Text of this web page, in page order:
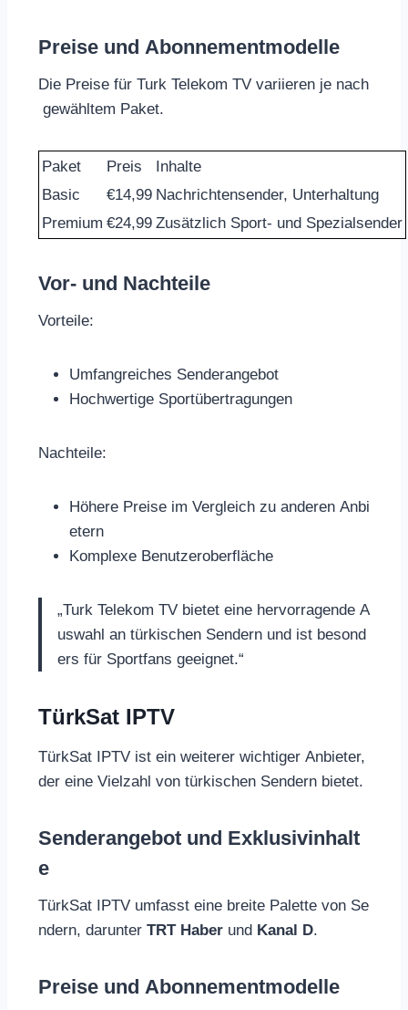
Preise und Abonnementmodelle
Die Preise für Turk Telekom TV variieren je nach
gewähltem Paket.
Paket Preis
Inhalte
Basic
€14,99 Nachrichtensender, Unterhaltung
Premium €24,99 Zusätzlich Sport- und Spezialsender
Vor- und Nachteile
Vorteile:
Umfangreiches Senderangebot
Hochwertige Sportübertragungen
Nachteile:
Höhere Preise im Vergleich zu anderen Anbi
etern
Komplexe Benutzeroberfläche
„Turk Telekom TV bietet eine hervorragende A
uswahl an türkischen Sendern und ist besond
ers für Sportfans geeignet.“
TürkSat IPTV
TürkSat IPTV ist ein weiterer wichtiger Anbieter,
der eine Vielzahl von türkischen Sendern bietet.
Senderangebot und Exklusivinhalt
e
TürkSat IPTV umfasst eine breite Palette von Se
ndern, darunter TRT Haber und Kanal D.
Preise und Abonnementmodelle